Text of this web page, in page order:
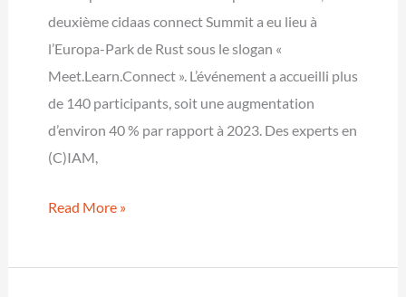
KuppingerCole
évalue
cidaas
comme
une
solution
deuxième cidaas connect Summit a eu lieu à
l’Europa-Park de Rust sous le slogan «
Meet.Learn.Connect ». L’événement a accueilli plus
de 140 participants, soit une augmentation
d’environ 40 % par rapport à 2023. Des experts en
(C)IAM,
cidaas
Read More »